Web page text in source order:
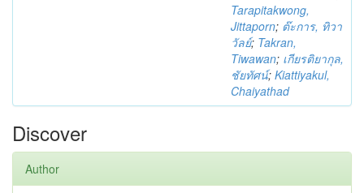
Tarapitakwong,
Jittaporn; ต๊ะการ, ทิวา
วัลย์; Takran,
Tiwawan; เกียรติยากุล,
ชัยทัศน์; Kiattiyakul,
Chaiyathad
Discover
Author